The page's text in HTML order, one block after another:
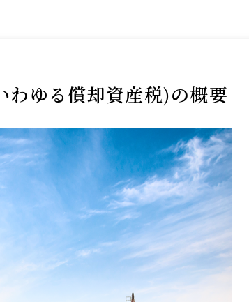
わゆる償却資産税)の概要